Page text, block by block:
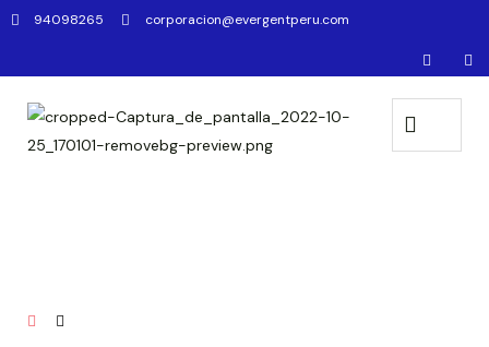
94098265 corporacion@evergentperu.com